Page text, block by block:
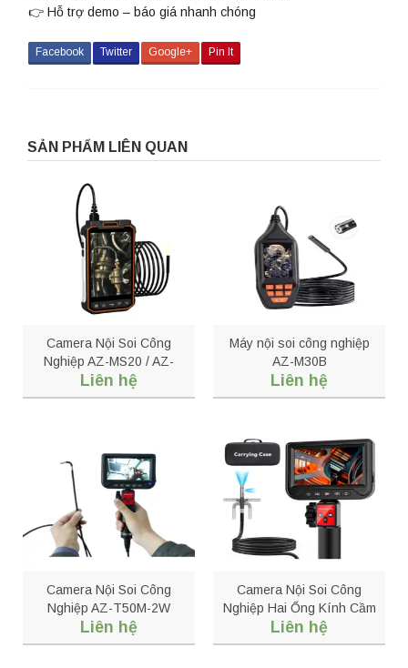
👉 Hỗ trợ demo – báo giá nhanh chóng
Facebook Twitter Google+ Pin It
SẢN PHẨM LIÊN QUAN
Camera Nội Soi Công
Nghiệp AZ-MS20 / AZ-
MS30
Liên hệ
Máy nội soi công nghiệp
AZ-M30B
Liên hệ
Camera Nội Soi Công
Nghiệp AZ-T50M-2W
Liên hệ
Camera Nội Soi Công
Nghiệp Hai Ống Kính Cầm
Tay – Borescope
Articulating 6.5mm
Liên hệ